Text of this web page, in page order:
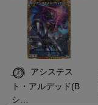
ト・アルデッド(B
シ…